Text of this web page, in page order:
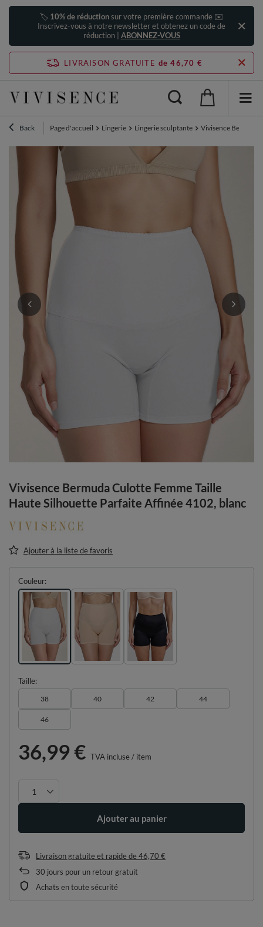
🏷️ 10% de réductionsur votre première commande ✉️
Inscrivez-vous à notre newsletter et obtenez un code de
réduction | ABONNEZ-VOUS
LIVRAISON GRATUITE de 46,70 €
Back Page d'accueil Lingerie Lingerie sculptante Vivisence Bermuda
Vivisence Bermuda Culotte Femme Taille
Haute Silhouette Parfaite Affinée 4102, blanc
Ajouter à la liste de favoris
Couleur
Taille
38 40 42 44
46
36,99 € TVA incluse/ item
Ajouter au panier
Livraison gratuite et rapidede46,70 €
30 jours pour un retour gratuit
Achats en toute sécurité